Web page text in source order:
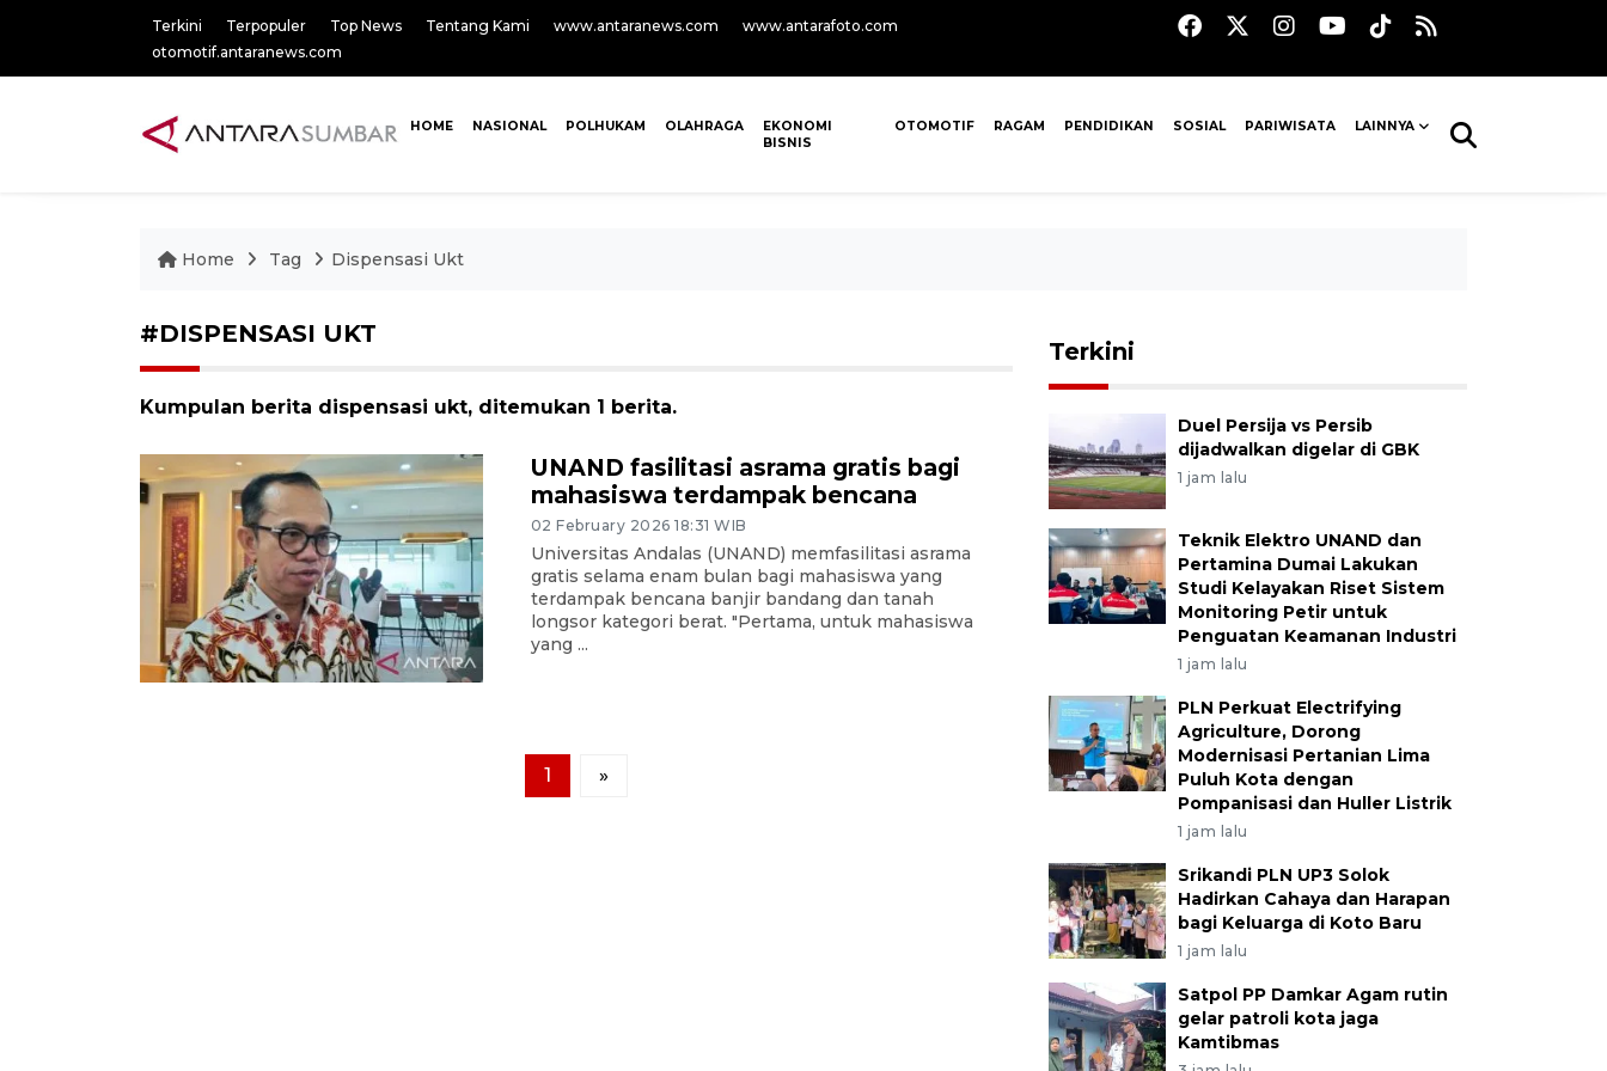
Terkini Terpopuler Top News Tentang Kami www.antaranews.com
www.antarafoto.com
otomotif.antaranews.com
HOME NASIONAL POLHUKAM OLAHRAGA
EKONOMI
BISNIS
OTOMOTIF RAGAM PENDIDIKAN SOSIAL PARIWISATA LAINNYA
Home Tag Dispensasi Ukt
#DISPENSASI UKT
Kumpulan berita dispensasi ukt, ditemukan 1 berita.
UNAND fasilitasi asrama gratis bagi
mahasiswa terdampak bencana
02 February 2026 18:31 WIB
Universitas Andalas (UNAND) memfasilitasi asrama
gratis selama enam bulan bagi mahasiswa yang
terdampak bencana banjir bandang dan tanah
longsor kategori berat. "Pertama, untuk mahasiswa
yang ...
1 »
Terkini
Duel Persija vs Persib
dijadwalkan digelar di GBK
1 jam lalu
Teknik Elektro UNAND dan
Pertamina Dumai Lakukan
Studi Kelayakan Riset Sistem
Monitoring Petir untuk
Penguatan Keamanan Industri
1 jam lalu
PLN Perkuat Electrifying
Agriculture, Dorong
Modernisasi Pertanian Lima
Puluh Kota dengan
Pompanisasi dan Huller Listrik
1 jam lalu
Srikandi PLN UP3 Solok
Hadirkan Cahaya dan Harapan
bagi Keluarga di Koto Baru
1 jam lalu
Satpol PP Damkar Agam rutin
gelar patroli kota jaga
Kamtibmas